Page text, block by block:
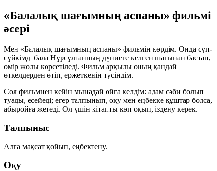
«Балалық шағымның аспаны» фильмі
әсері
Мен «Балалық шағымның аспаны» фильмін көрдім. Онда сүп-
сүйкімді бала Нұрсұлтанның дүниеге келген шағынан бастап,
өмір жолы көрсетіледі. Фильм арқылы оның қандай
өткелдерден өтіп, ержеткенін түсіндім.
Сол фильмнен кейін мынадай ойға келдім: адам сәби болып
туады, есейеді; егер талпынып, оқу мен еңбекке құштар болса,
абыройға жетеді. Ол үшін кітапты көп оқып, іздену керек.
Талпыныс
Алға мақсат қойып, еңбектену.
Оқу